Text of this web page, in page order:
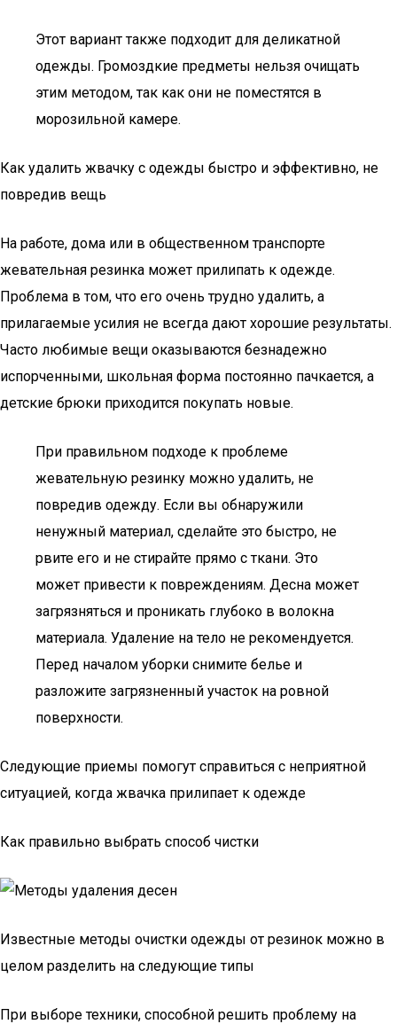
Этот вариант также подходит для деликатной
одежды. Громоздкие предметы нельзя очищать
этим методом, так как они не поместятся в
морозильной камере.
Как удалить жвачку с одежды быстро и эффективно, не
повредив вещь
На работе, дома или в общественном транспорте
жевательная резинка может прилипать к одежде.
Проблема в том, что его очень трудно удалить, а
прилагаемые усилия не всегда дают хорошие результаты.
Часто любимые вещи оказываются безнадежно
испорченными, школьная форма постоянно пачкается, а
детские брюки приходится покупать новые.
При правильном подходе к проблеме
жевательную резинку можно удалить, не
повредив одежду. Если вы обнаружили
ненужный материал, сделайте это быстро, не
рвите его и не стирайте прямо с ткани. Это
может привести к повреждениям. Десна может
загрязняться и проникать глубоко в волокна
материала. Удаление на тело не рекомендуется.
Перед началом уборки снимите белье и
разложите загрязненный участок на ровной
поверхности.
Следующие приемы помогут справиться с неприятной
ситуацией, когда жвачка прилипает к одежде
Как правильно выбрать способ чистки
Известные методы очистки одежды от резинок можно в
целом разделить на следующие типы
При выборе техники, способной решить проблему на